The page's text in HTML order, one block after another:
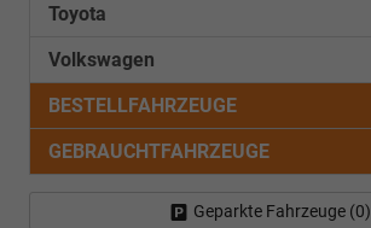
Toyota
Volkswagen
BESTELLFAHRZEUGE
GEBRAUCHTFAHRZEUGE
Geparkte Fahrzeuge (0)